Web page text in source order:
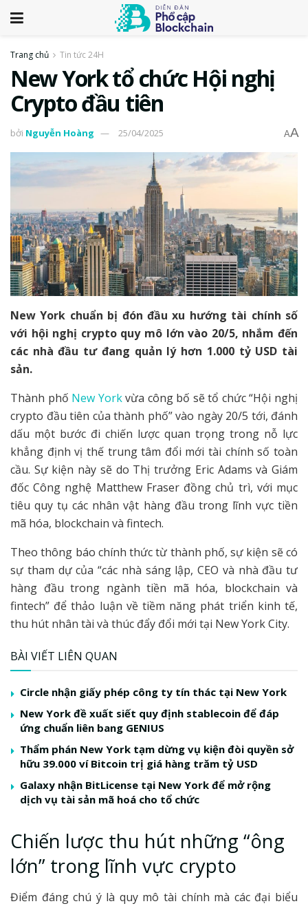
Trang chủ Tin tức 24H
New York tổ chức Hội nghị
Crypto đầu tiên
bởi Nguyễn Hoàng 25/04/2025 AA
New York chuẩn bị đón đầu xu hướng tài chính số
với hội nghị crypto quy mô lớn vào 20/5, nhắm đến
các nhà đầu tư đang quản lý hơn 1.000 tỷ USD tài
sản.
Thành phố New Yorkvừa công bố sẽ tổ chức “Hội nghị
crypto đầu tiên của thành phố” vào ngày 20/5 tới, đánh
dấu một bước đi chiến lược quan trọng trong nỗ lực
khẳng định vị thế trung tâm đổi mới tài chính số toàn
cầu. Sự kiện này sẽ do Thị trưởng Eric Adams và Giám
đốc Công nghệ Matthew Fraser đồng chủ trì, với mục
tiêu quy tụ các nhân vật hàng đầu trong lĩnh vực tiền
mã hóa, blockchain và fintech.
Theo thông báo chính thức từ thành phố, sự kiện sẽ có
sự tham dự của “các nhà sáng lập, CEO và nhà đầu tư
hàng đầu trong ngành tiền mã hóa, blockchain và
fintech” để thảo luận về tiềm năng phát triển kinh tế,
thu hút nhân tài và thúc đẩy đổi mới tại New York City.
BÀI VIẾT LIÊN QUAN
Circle nhận giấy phép công ty tín thác tại New York
New York đề xuất siết quy định stablecoin để đáp
ứng chuẩn liên bang GENIUS
Thẩm phán New York tạm dừng vụ kiện đòi quyền sở
hữu 39.000 ví Bitcoin trị giá hàng trăm tỷ USD
Galaxy nhận BitLicense tại New York để mở rộng
dịch vụ tài sản mã hoá cho tổ chức
Chiến lược thu hút những “ông
lớn” trong lĩnh vực crypto
Điểm đáng chú ý là quy mô tài chính mà các đại biểu